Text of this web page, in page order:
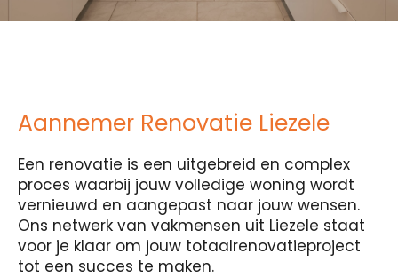
Aannemer Renovatie Liezele
Een renovatie is een uitgebreid en complex
proces waarbij jouw volledige woning wordt
vernieuwd en aangepast naar jouw wensen.
Ons netwerk van vakmensen uit Liezele staat
voor je klaar om jouw totaalrenovatieproject
tot een succes te maken.